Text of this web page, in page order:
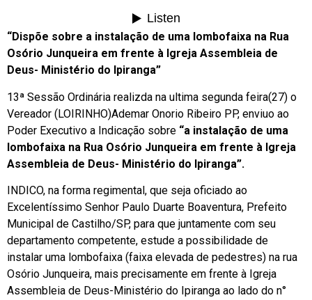
“Dispõe sobre a instalação de uma lombofaixa na Rua
Osório Junqueira em frente à Igreja Assembleia de
Deus- Ministério do Ipiranga”
13ª Sessão Ordinária realizda na ultima segunda feira(27) o
Vereador (LOIRINHO)Ademar Onorio Ribeiro PP, enviuo ao
Poder Executivo a Indicação sobre “a instalação de uma
lombofaixa na Rua Osório Junqueira em frente à Igreja
Assembleia de Deus- Ministério do Ipiranga”.
INDICO, na forma regimental, que seja oficiado ao
Excelentíssimo Senhor Paulo Duarte Boaventura, Prefeito
Municipal de Castilho/SP, para que juntamente com seu
departamento competente, estude a possibilidade de
instalar uma lombofaixa (faixa elevada de pedestres) na rua
Osório Junqueira, mais precisamente em frente à Igreja
Assembleia de Deus-Ministério do Ipiranga ao lado do n°